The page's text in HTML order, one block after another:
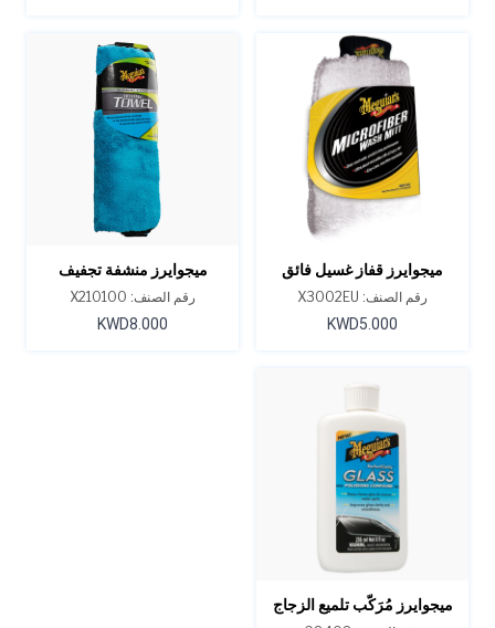
ميجوايرز قفاز غسيل فائق
النعومة من الألياف الدقيقة
رقم الصنف: X3002EU
KWD5.000
ميجوايرز منشفة تجفيف
سوبريم شاين
رقم الصنف: X210100
KWD8.000
ميجوايرز مُرَكّب تلميع الزجاج